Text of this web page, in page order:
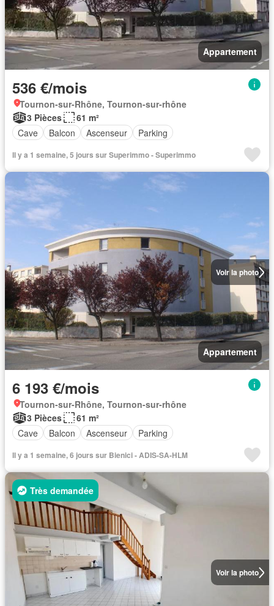
Appartement
536 €/mois
Tournon-sur-Rhône, Tournon-sur-rhône
3 Pièces
61 m²
Cave
Balcon Ascenseur Parking
Il y a 1 semaine, 5 jours sur Superimmo - Superimmo
Voir la photo
Appartement
6 193 €/mois
Tournon-sur-Rhône, Tournon-sur-rhône
3 Pièces
61 m²
Cave
Balcon Ascenseur Parking
Il y a 1 semaine, 6 jours sur Bienici - ADIS-SA-HLM
Voir la photo
Très demandée